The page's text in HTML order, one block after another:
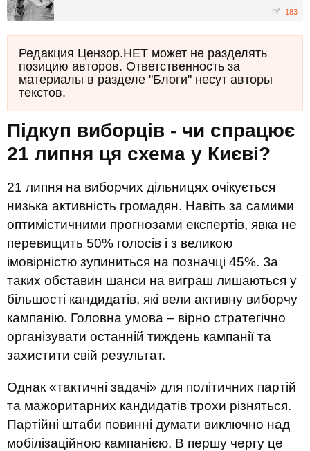
183
Редакция Цензор.НЕТ может не разделять
позицию авторов. Ответственность за
материалы в разделе "Блоги" несут авторы
текстов.
Підкуп виборців - чи спрацює
21 липня ця схема у Києві?
21 липня на виборчих дільницях очікується
низька активність громадян. Навіть за самими
оптимістичними прогнозами експертів, явка не
перевищить 50% голосів і з великою
імовірністю зупиниться на позначці 45%. За
таких обставин шанси на виграш лишаються у
більшості кандидатів, які вели активну виборчу
кампанію. Головна умова – вірно стратегічно
організувати останній тиждень кампанії та
захистити свій результат.
Однак «тактичні задачі» для політичних партій
та мажоритарних кандидатів трохи різняться.
Партійні штаби повинні думати виключно над
мобілізаційною кампанією. В першу чергу це